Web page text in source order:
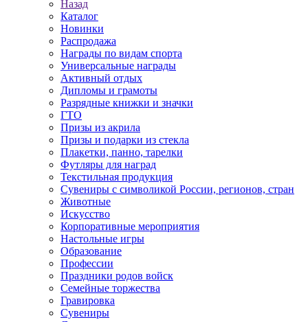
Назад
Каталог
Новинки
Распродажа
Награды по видам спорта
Универсальные награды
Активный отдых
Дипломы и грамоты
Разрядные книжки и значки
ГТО
Призы из акрила
Призы и подарки из стекла
Плакетки, панно, тарелки
Футляры для наград
Текстильная продукция
Сувениры с символикой России, регионов, стран
Животные
Искусство
Корпоративные мероприятия
Настольные игры
Образование
Профессии
Праздники родов войск
Семейные торжества
Гравировка
Сувениры